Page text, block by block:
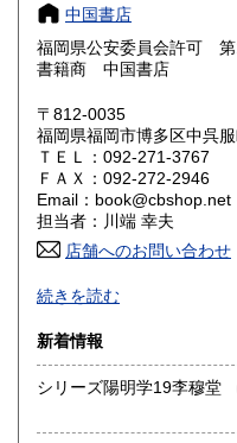
岐阜県
愛知県
滋賀県
大阪府 1,430円
奈良県
山口県
中国書店
福岡県公安委員会許可
書籍商 中国書店
〒812-0035
福岡県福岡市博多区中呉
ＴＥＬ：092-271-3767
ＦＡＸ：092-272-2946
Email：book@cbshop.net
担当者：川端 幸夫
店舗へのお問い合わせ
1969年創業の中国アジア
です。
古書に関しましてはネッ
に保管しております。
店舗に来られても現物ない
続きを読む
新着情報